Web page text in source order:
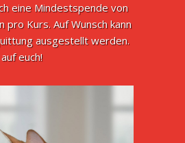
eine Mindestspende von
pro Kurs. Auf Wunsch kann
ausgestellt werden.
euch!